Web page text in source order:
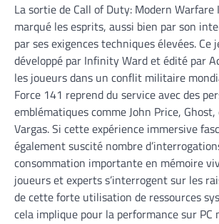
La sortie de Call of Duty: Modern
marqué les esprits, aussi bien par son
par ses exigences techniques élevées. Ce
développé par Infinity Ward et édité par
les joueurs dans un conflit militaire
Force 141 reprend du service avec des
emblématiques comme John Price,
Vargas. Si cette expérience immersive
également suscité nombre
consommation importante en mémoire
joueurs et experts s’interrogent sur les
de cette forte utilisation de ressources
cela implique pour la performance sur PC